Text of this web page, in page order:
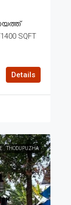
SQFT
Details
THODUPUZHA